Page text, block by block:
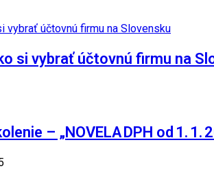
si vybrať účtovnú firmu na
– „NOVELA DPH od 1. 1.